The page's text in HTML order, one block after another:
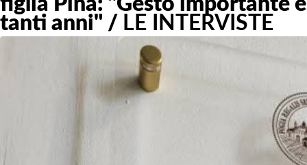
tanti anni" / LE INTERVISTE